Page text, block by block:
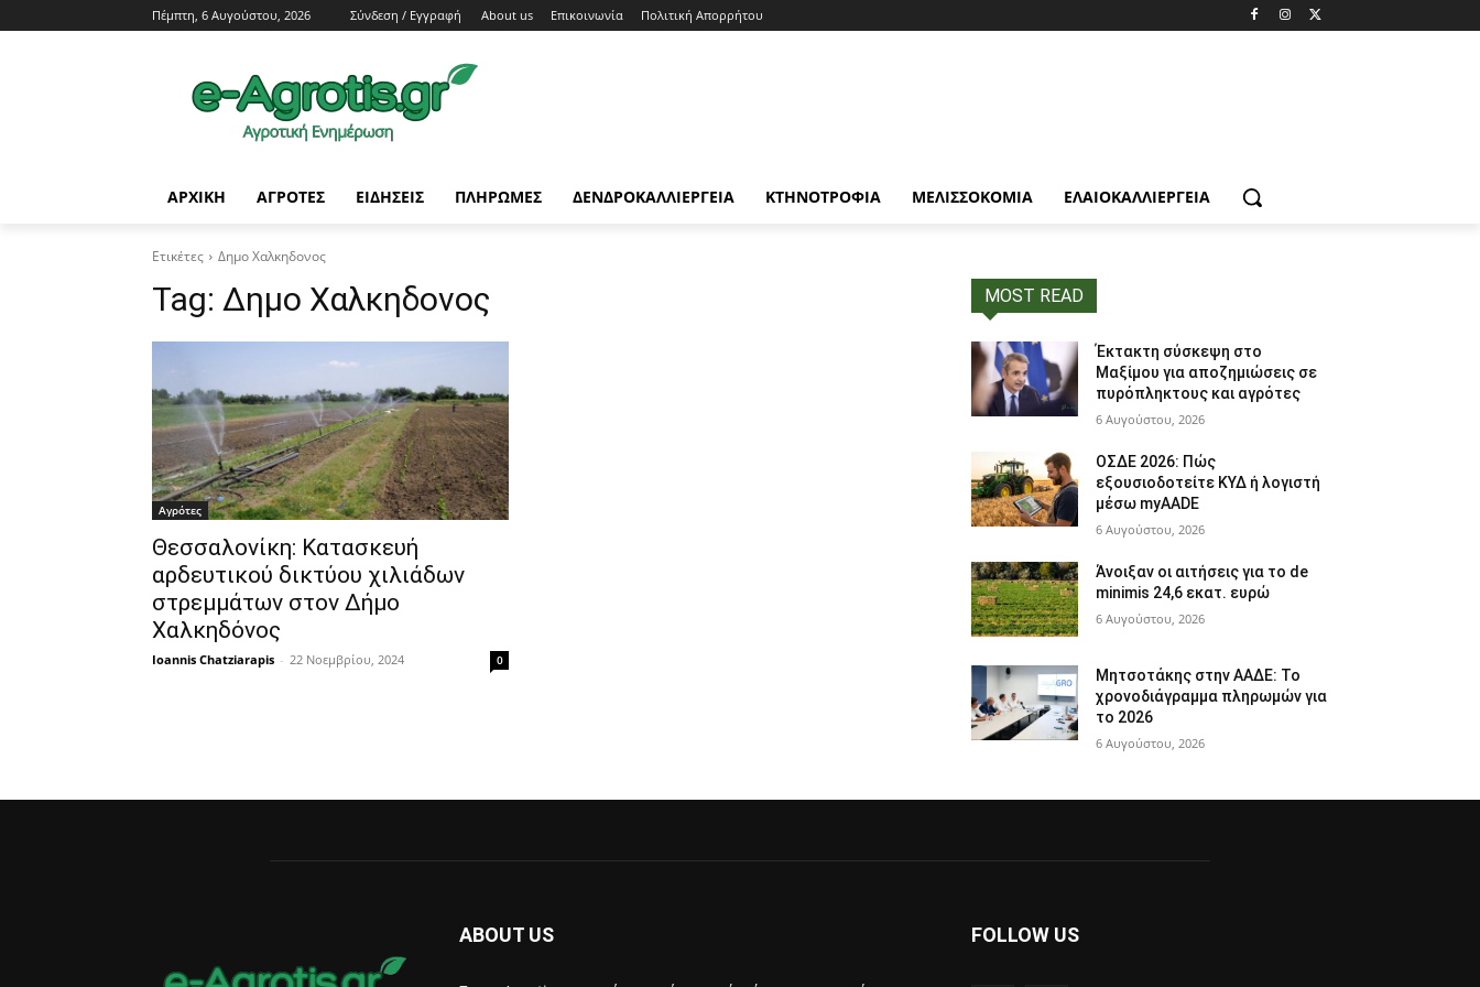
Πέμπτη, 6 Αυγούστου, 2026 Σύνδεση / Εγγραφή About us Επικοινωνία Πολιτική Απορρήτου
ΑΡΧΙΚΗ AΓΡΟΤΕΣ ΕΙΔΗΣΕΙΣ ΠΛΗΡΩΜΕΣ ΔΕΝΔΡΟΚΑΛΛΙΕΡΓΕΙΑ ΚΤΗΝΟΤΡΟΦΙΑ ΜΕΛΙΣΣΟΚΟΜΙΑ ΕΛΑΙΟΚΑΛΛΙΈΡΓΕΙΑ
Ετικέτες Δημο Χαλκηδονος
Tag: Δημο Χαλκηδονος
Αγρότες
Θεσσαλονίκη: Κατασκευή
αρδευτικού δικτύου χιλιάδων
στρεμμάτων στον Δήμο
Χαλκηδόνος
Ioannis Chatziarapis - 22 Νοεμβρίου, 2024 0
MOST READ
Έκτακτη σύσκεψη στο
Μαξίμου για αποζημιώσεις σε
πυρόπληκτους και αγρότες
6 Αυγούστου, 2026
ΟΣΔΕ 2026: Πώς
εξουσιοδοτείτε ΚΥΔ ή λογιστή
μέσω myAADE
6 Αυγούστου, 2026
Άνοιξαν οι αιτήσεις για το de
minimis 24,6 εκατ. ευρώ
6 Αυγούστου, 2026
Μητσοτάκης στην ΑΑΔΕ: Το
χρονοδιάγραμμα πληρωμών για
το 2026
6 Αυγούστου, 2026
ABOUT US FOLLOW US